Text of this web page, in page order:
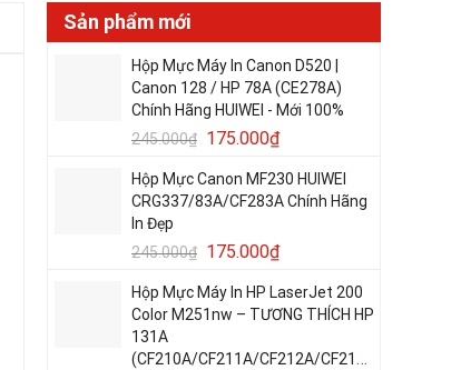
Sản phẩm mới
Hộp Mực Máy In Canon D520 |
Canon 128 / HP 78A (CE278A)
Chính Hãng HUIWEI - Mới 100%
245.000₫ 175.000₫
Hộp Mực Canon MF230 HUIWEI
CRG337/83A/CF283A Chính Hãng
In Đẹp
245.000₫ 175.000₫
Hộp Mực Máy In HP LaserJet 200
Color M251nw – TƯƠNG THÍCH HP
131A
(CF210A/CF211A/CF212A/CF213A)